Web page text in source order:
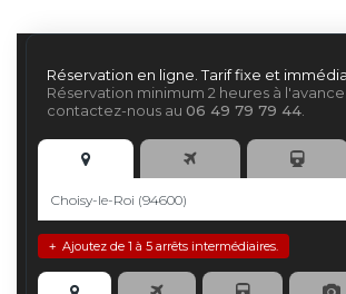
Réservation en ligne. Tarif fixe et
Réservation minimum 2 heures à
contactez-nous au 06 49 79 79 44
Ajoutez de 1 à 5 arrêts intermédiaires.
+